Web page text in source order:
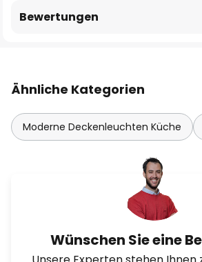
Bewertungen
Ähnliche Kategorien
Moderne Deckenleuchten Küche
Wünschen Sie eine